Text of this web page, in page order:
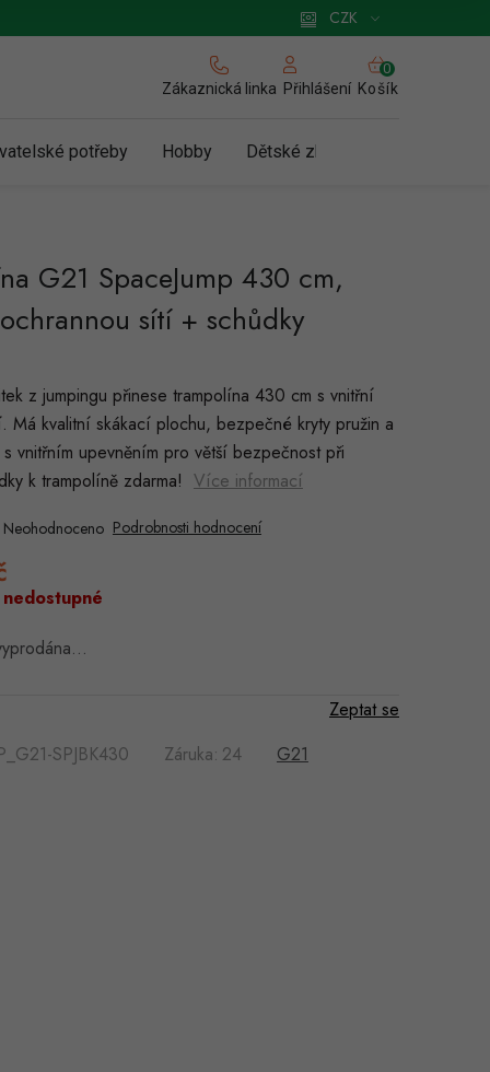
Zásady používání cookies
CZK
Zákaznická linka Přihlášení
NÁKUPNÍ
KOŠÍK
Košík
potřeby Hobby Dětské zboží a hračky
G21 SpaceJump 430 cm,
sítí + schůdky
z jumpingu přinese trampolína 430 cm s vnitřní
Má kvalitní skákací plochu, bezpečné kryty pružin a
vnitřním upevněním pro větší bezpečnost při
k trampolíně zdarma! Více informací
Neohodnoceno Podrobnosti hodnocení
Měrná
cena:
SPJBK430 Záruka: 24 G21
Zeptat se